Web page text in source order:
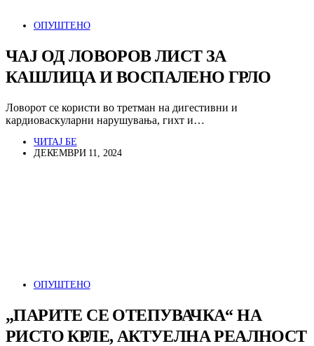
ОПУШТЕНО
ЧАЈ ОД ЛОВОРОВ ЛИСТ ЗА
КАШЛИЦА И ВОСПАЛЕНО ГРЛО
Ловорот се користи во третман на дигестивни и
кардиоваскуларни нарушувања, гихт и…
ЧИТАЈ БЕ
ДЕКЕМВРИ 11, 2024
ОПУШТЕНО
„ПАРИТЕ СЕ ОТЕПУВАЧКА“ НА
РИСТО КРЛЕ, АКТУЕЛНА РЕАЛНОСТ